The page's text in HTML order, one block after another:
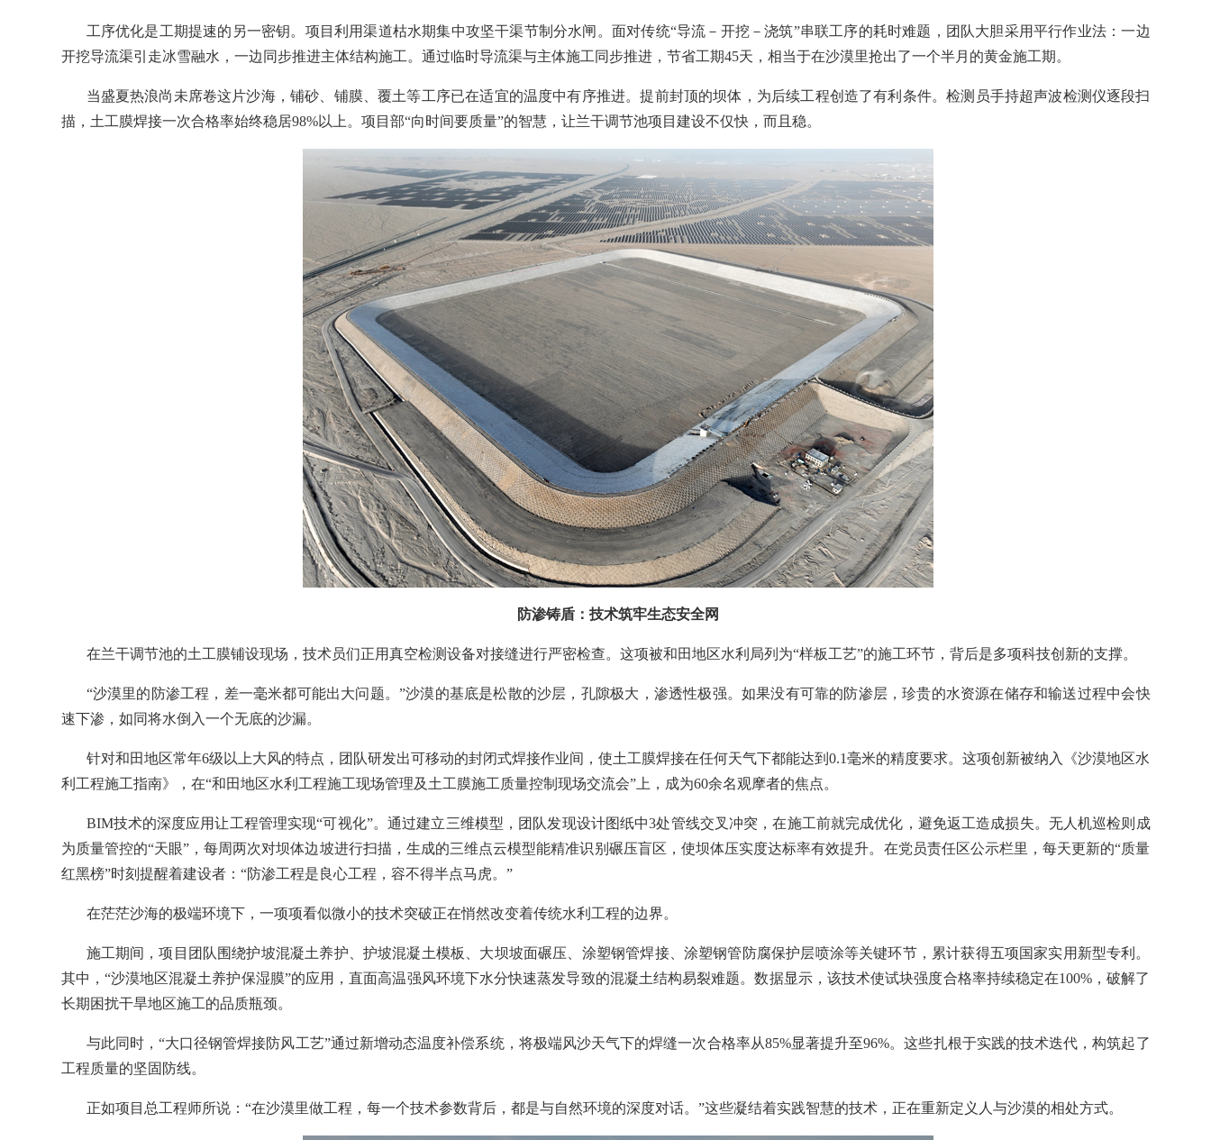
工序优化是工期提速的另一密钥。项目利用渠道枯水期集中攻坚干渠节制分水闸。面对传统“导流－开挖－浇筑”串联工序的耗时难题，团队大胆采用平行作业法：一边
开挖导流渠引走冰雪融水，一边同步推进主体结构施工。通过临时导流渠与主体施工同步推进，节省工期45天，相当于在沙漠里抢出了一个半月的黄金施工期。
当盛夏热浪尚未席卷这片沙海，铺砂、铺膜、覆土等工序已在适宜的温度中有序推进。提前封顶的坝体，为后续工程创造了有利条件。检测员手持超声波检测仪逐段扫
描，土工膜焊接一次合格率始终稳居98%以上。项目部“向时间要质量”的智慧，让兰干调节池项目建设不仅快，而且稳。
防渗铸盾：技术筑牢生态安全网
在兰干调节池的土工膜铺设现场，技术员们正用真空检测设备对接缝进行严密检查。这项被和田地区水利局列为“样板工艺”的施工环节，背后是多项科技创新的支撑。
“沙漠里的防渗工程，差一毫米都可能出大问题。”沙漠的基底是松散的沙层，孔隙极大，渗透性极强。如果没有可靠的防渗层，珍贵的水资源在储存和输送过程中会快
速下渗，如同将水倒入一个无底的沙漏。
针对和田地区常年6级以上大风的特点，团队研发出可移动的封闭式焊接作业间，使土工膜焊接在任何天气下都能达到0.1毫米的精度要求。这项创新被纳入《沙漠地区水
利工程施工指南》，在“和田地区水利工程施工现场管理及土工膜施工质量控制现场交流会”上，成为60余名观摩者的焦点。
BIM技术的深度应用让工程管理实现“可视化”。通过建立三维模型，团队发现设计图纸中3处管线交叉冲突，在施工前就完成优化，避免返工造成损失。无人机巡检则成
为质量管控的“天眼”，每周两次对坝体边坡进行扫描，生成的三维点云模型能精准识别碾压盲区，使坝体压实度达标率有效提升。在党员责任区公示栏里，每天更新的“质量
红黑榜”时刻提醒着建设者：“防渗工程是良心工程，容不得半点马虎。”
在茫茫沙海的极端环境下，一项项看似微小的技术突破正在悄然改变着传统水利工程的边界。
施工期间，项目团队围绕护坡混凝土养护、护坡混凝土模板、大坝坡面碾压、涂塑钢管焊接、涂塑钢管防腐保护层喷涂等关键环节，累计获得五项国家实用新型专利。
其中，“沙漠地区混凝土养护保湿膜”的应用，直面高温强风环境下水分快速蒸发导致的混凝土结构易裂难题。数据显示，该技术使试块强度合格率持续稳定在100%，破解了
长期困扰干旱地区施工的品质瓶颈。
与此同时，“大口径钢管焊接防风工艺”通过新增动态温度补偿系统，将极端风沙天气下的焊缝一次合格率从85%显著提升至96%。这些扎根于实践的技术迭代，构筑起了
工程质量的坚固防线。
正如项目总工程师所说：“在沙漠里做工程，每一个技术参数背后，都是与自然环境的深度对话。”这些凝结着实践智慧的技术，正在重新定义人与沙漠的相处方式。